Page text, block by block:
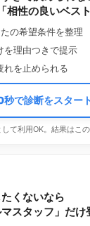
性の良いベス
の希望条件を整理
を理由つきで提示
れを止められる
秒で診断をスター
て利用OK。結果はこ
くないなら
スタッフ」だけ